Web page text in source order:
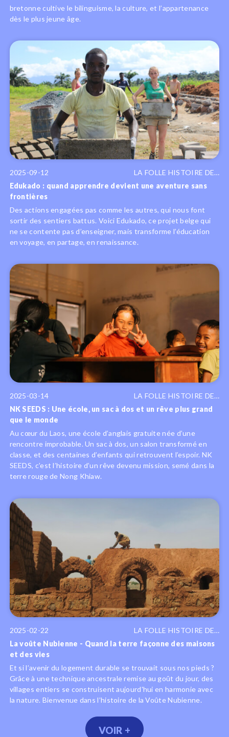
bretonne cultive le bilinguisme, la culture, et l’appartenance
dès le plus jeune âge.
2025-09-12
LA FOLLE HISTOIRE DE…
Edukado : quand apprendre devient une aventure sans
frontières
Des actions engagées pas comme les autres, qui nous font
sortir des sentiers battus. Voici Edukado, ce projet belge qui
ne se contente pas d’enseigner, mais transforme l’éducation
en voyage, en partage, en renaissance.
2025-03-14
LA FOLLE HISTOIRE DE…
NK SEEDS : Une école, un sac à dos et un rêve plus grand
que le monde
Au cœur du Laos, une école d’anglais gratuite née d’une
rencontre improbable. Un sac à dos, un salon transformé en
classe, et des centaines d’enfants qui retrouvent l’espoir. NK
SEEDS, c’est l’histoire d’un rêve devenu mission, semé dans la
terre rouge de Nong Khiaw.
2025-02-22
LA FOLLE HISTOIRE DE…
La voûte Nubienne - Quand la terre façonne des maisons
et des vies
Et si l’avenir du logement durable se trouvait sous nos pieds ?
Grâce à une technique ancestrale remise au goût du jour, des
villages entiers se construisent aujourd'hui en harmonie avec
la nature. Bienvenue dans l’histoire de la Voûte Nubienne.
VOIR +